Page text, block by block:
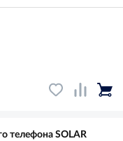
телефона SOLAR